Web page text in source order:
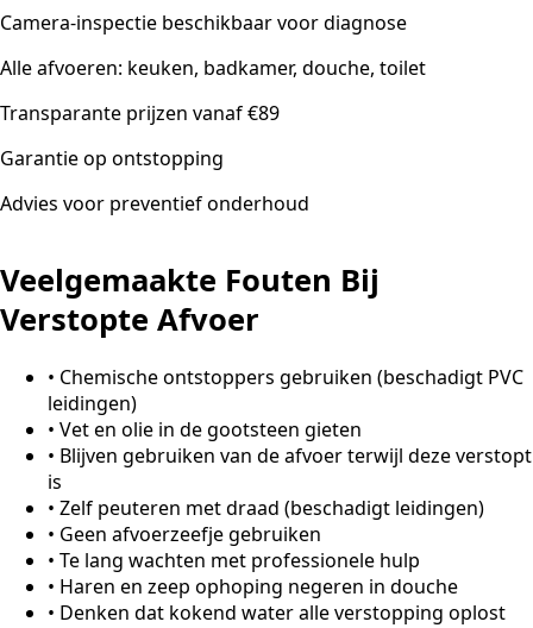
Camera-inspectie beschikbaar voor diagnose
Alle afvoeren: keuken, badkamer, douche, toilet
Transparante prijzen vanaf €89
Garantie op ontstopping
Advies voor preventief onderhoud
Veelgemaakte Fouten Bij
Verstopte Afvoer
• Chemische ontstoppers gebruiken (beschadigt PVC
leidingen)
• Vet en olie in de gootsteen gieten
• Blijven gebruiken van de afvoer terwijl deze verstopt
is
• Zelf peuteren met draad (beschadigt leidingen)
• Geen afvoerzeefje gebruiken
• Te lang wachten met professionele hulp
• Haren en zeep ophoping negeren in douche
• Denken dat kokend water alle verstopping oplost